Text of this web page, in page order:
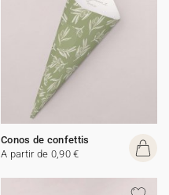
Conos de confettis
A partir de 0,90 €